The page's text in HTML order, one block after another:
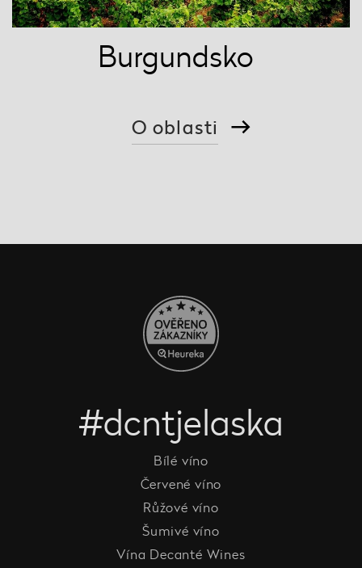
Burgundsko
O oblasti
#dcntjelaska
Bílé víno
Červené víno
Růžové víno
Šumivé víno
Vína Decanté Wines